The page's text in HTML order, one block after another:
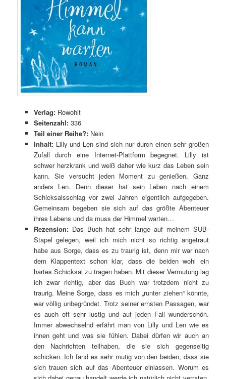
Verlag: Rowohlt
Seitenzahl: 336
Teil einer Reihe?: Nein
Inhalt: Lilly und Len sind sich nur durch einen sehr großen
Zufall durch eine Internet-Plattform begegnet. Lilly ist
schwer herzkrank und weiß daher wie kurz das Leben sein
kann. Sie versucht jeden Moment zu genießen. Ganz
anders Len. Denn dieser hat sein Leben nach einem
Schicksalsschlag vor zwei Jahren eigentlich aufgegeben.
Gemeinsam begeben sie sich auf das größte Abenteuer
ihres Lebens und da muss der Himmel warten…
Rezension:Das Buch hat sehr lange auf meinem SUB-
Stapel gelegen, weil ich mich nicht so richtig angetraut
habe aus Sorge, dass es zu traurig ist, denn mir war nach
dem Klappentext schon klar, dass die beiden wohl ein
hartes Schicksal zu tragen haben. Mit dieser Vermutung lag
ich zwar richtig, aber das Buch war trotzdem nicht zu
traurig. Meine Sorge, dass es mich „runter ziehen“ könnte,
war völlig unbegründet. Trotz seiner ernsten Passagen, war
es auch oft sehr lustig und auf jeden Fall wunderschön.
Immer abwechselnd erfährt man von Lilly und Len wie es
ihnen geht und was sie fühlen. Dabei dürfen wir auch an
den Nachrichten teilhaben, die sie sich gegenseitig
schicken. Ich fand es sehr mutig von den beiden, dass sie
sich trauen sich auf das Abenteuer einlassen. Worum es